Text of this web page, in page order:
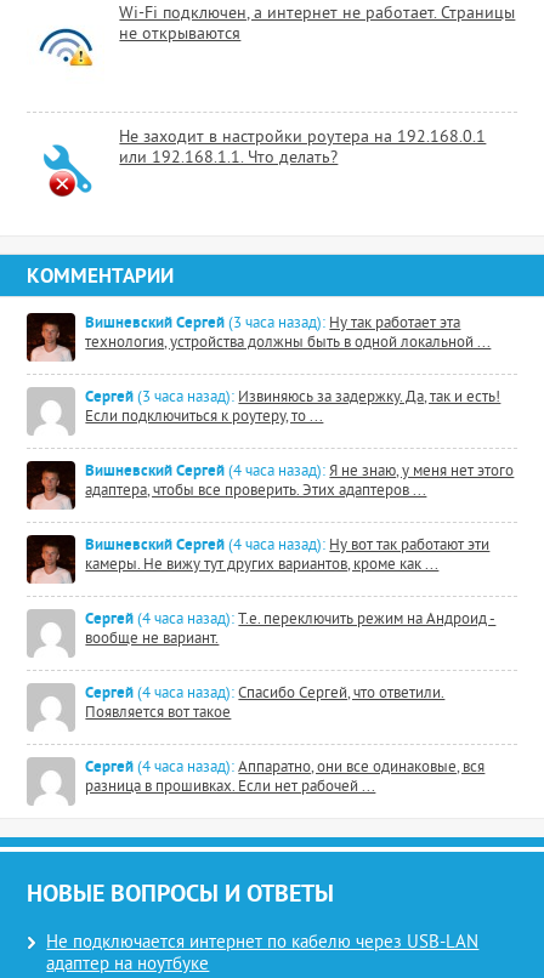
Wi-Fi подключен, а интернет не работает. Страницы
не открываются
Не заходит в настройки роутера на 192.168.0.1
или 192.168.1.1. Что делать?
КОММЕНТАРИИ
Вишневский Сергей (3 часа назад): Ну так работает эта
технология, устройства должны быть в одной локальной ...
Сергей (3 часа назад): Извиняюсь за задержку. Да, так и есть!
Если подключиться к роутеру, то ...
Вишневский Сергей (4 часа назад): Я не знаю, у меня нет этого
адаптера, чтобы все проверить. Этих адаптеров ...
Вишневский Сергей (4 часа назад): Ну вот так работают эти
камеры. Не вижу тут других вариантов, кроме как ...
Сергей (4 часа назад): Т.е. переключить режим на Андроид -
вообще не вариант.
Сергей (4 часа назад): Спасибо Сергей, что ответили.
Появляется вот такое
Сергей (4 часа назад): Аппаратно, они все одинаковые, вся
разница в прошивках. Если нет рабочей ...
НОВЫЕ ВОПРОСЫ И ОТВЕТЫ
Не подключается интернет по кабелю через USB-LAN
адаптер на ноутбуке